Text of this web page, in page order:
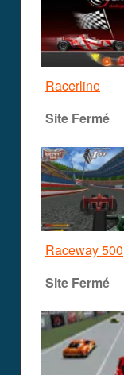
Racerline
Site Fermé
Raceway 500
Site Fermé